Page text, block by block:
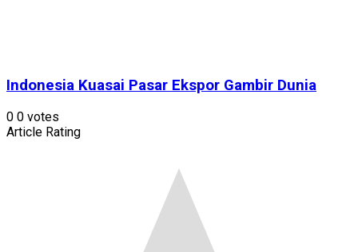
Indonesia Kuasai Pasar Ekspor Gambir Dunia
0 0 votes
Article Rating